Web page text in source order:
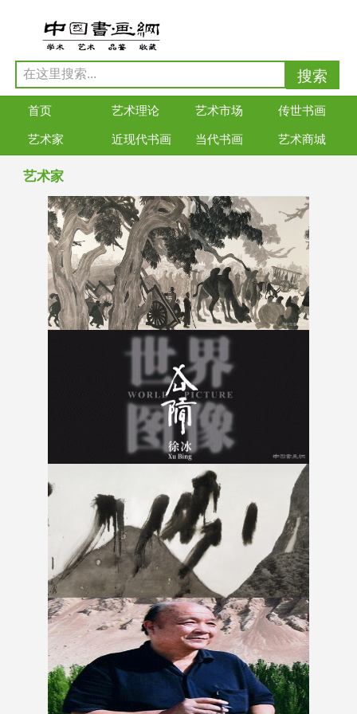
首页 艺术理论 艺术市场 传世书画
艺术家 近现代书画 当代书画 艺术商城
艺术家